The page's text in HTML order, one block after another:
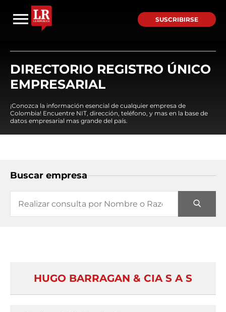
SUSCRIBIRSE
DIRECTORIO REGISTRO ÚNICO
EMPRESARIAL
¡Conozca la información esencial de cualquier empresa de
Colombia! Encuentre NIT, dirección, teléfono, y mas en la base de
datos empresarial mas grande del país.
Buscar empresa
HUGO BARRAGAN & CIA S A S